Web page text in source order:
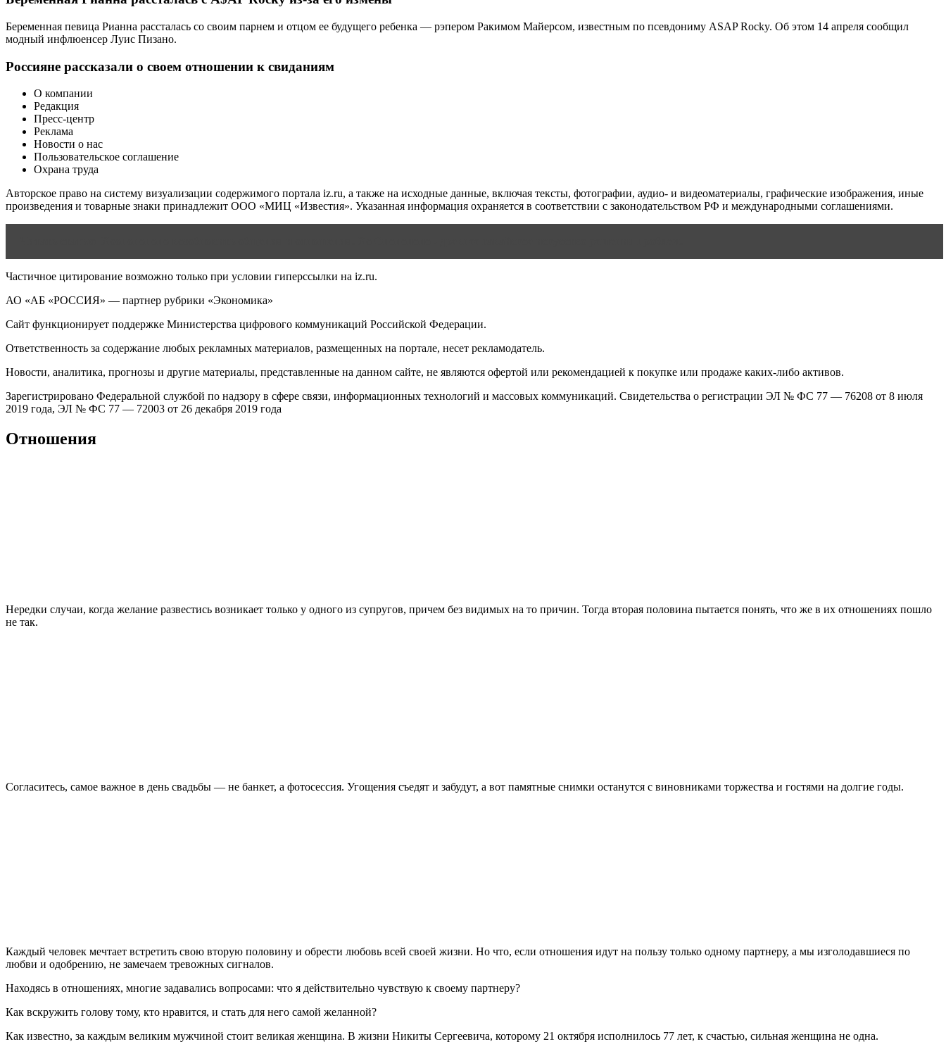
Беременная певица Рианна рассталась со своим парнем и отцом ее будущего ребенка — рэпером Ракимом Майерсом, известным по псевдониму ASAP Rocky. Об этом 14 апреля сообщил
модный инфлюенсер Луис Пизано.
Россияне рассказали о своем отношении к свиданиям
О компании
Редакция
Пресс-центр
Реклама
Новости о нас
Пользовательское соглашение
Охрана труда
Авторское право на систему визуализации содержимого портала iz.ru, а также на исходные данные, включая тексты, фотографии, аудио- и видеоматериалы, графические изображения, иные
произведения и товарные знаки принадлежит ООО «МИЦ «Известия». Указанная информация охраняется в соответствии с законодательством РФ и международными соглашениями.
Частичное цитирование возможно только при условии гиперссылки на iz.ru.
АО «АБ «РОССИЯ» — партнер рубрики «Экономика»
Сайт функционирует поддержке Министерства цифрового коммуникаций Российской Федерации.
Ответственность за содержание любых рекламных материалов, размещенных на портале, несет рекламодатель.
Новости, аналитика, прогнозы и другие материалы, представленные на данном сайте, не являются офертой или рекомендацией к покупке или продаже каких-либо активов.
Зарегистрировано Федеральной службой по надзору в сфере связи, информационных технологий и массовых коммуникаций. Свидетельства о регистрации ЭЛ № ФС 77 — 76208 от 8 июля
2019 года, ЭЛ № ФС 77 — 72003 от 26 декабря 2019 года
Отношения
Нередки случаи, когда желание развестись возникает только у одного из супругов, причем без видимых на то причин. Тогда вторая половина пытается понять, что же в их отношениях пошло
не так.
Согласитесь, самое важное в день свадьбы — не банкет, а фотосессия. Угощения съедят и забудут, а вот памятные снимки останутся с виновниками торжества и гостями на долгие годы.
Каждый человек мечтает встретить свою вторую половину и обрести любовь всей своей жизни. Но что, если отношения идут на пользу только одному партнеру, а мы изголодавшиеся по
любви и одобрению, не замечаем тревожных сигналов.
Находясь в отношениях, многие задавались вопросами: что я действительно чувствую к своему партнеру?
Как вскружить голову тому, кто нравится, и стать для него самой желанной?
Как известно, за каждым великим мужчиной стоит великая женщина. В жизни Никиты Сергеевича, которому 21 октября исполнилось 77 лет, к счастью, сильная женщина не одна.